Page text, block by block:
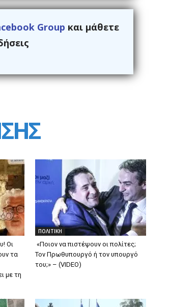
Group και μάθετε
Οι
τα
με τη
ΠΟΛΙΤΙΚΗ
«Ποιον να πιστέψουν οι πολίτες;
Τον Πρωθυπουργό ή τον υπουργό
του;» – (VIDEO)